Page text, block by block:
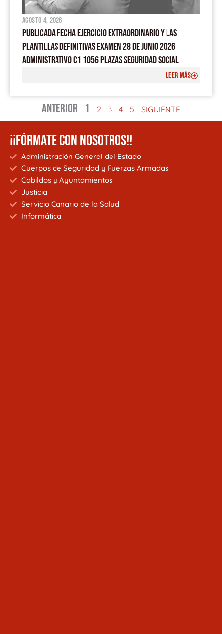
agosto 4, 2026
PUBLICADA FECHA EJERCICIO EXTRAORDINARIO Y LAS
PLANTILLAS DEFINITIVAS EXAMEN 28 DE JUNIO 2026
ADMINISTRATIVO C1 1056 PLAZAS SEGURIDAD SOCIAL
LEER MÁS
ANTERIOR 1 2 3 4 5 SIGUIENTE
¡¡FÓRMATE CON NOSOTROS!!
Administración General del Estado
Cuerpos de Seguridad y Fuerzas Armadas
Cabildos y Ayuntamientos
Justicia
Servicio Canario de la Salud
Informática